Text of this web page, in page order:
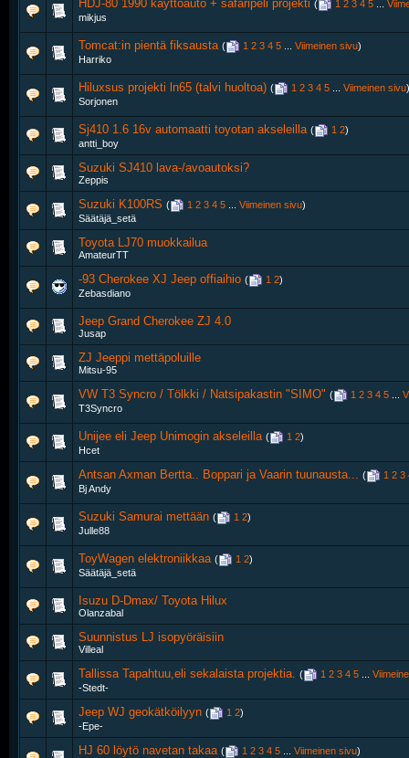
HDJ-80 1990 käyttöauto + safaripeli projekti ( 1 2 3 4 5
mikjus
Tomcat:in pientä fiksausta‎ ( 1 2 3 4 5 Viimeinen sivu)
Harriko
Hiluxsus projekti ln65 (talvi huoltoa) ( 1 2 3 4 5 Viimeinen sivu)
Sorjonen
Sj410 1.6 16v automaatti toyotan akseleilla‎ ( 1 2)
antti_boy
Suzuki SJ410 lava-/avoautoksi?
Zeppis
Suzuki K100RS ( 1 2 3 4 5 Viimeinen sivu)
Säätäjä_setä
Toyota LJ70 muokkailua
AmateurTT
-93 Cherokee XJ Jeep offiaihio ( 1 2)
Zebasdiano
Jeep Grand Cherokee ZJ 4.0
Jusap
ZJ Jeeppi mettäpoluille
Mitsu-95
VW T3 Syncro / Tölkki / Natsipakastin "SIMO" ( 1 2 3 4 5
T3Syncro
Unijee eli Jeep Unimogin akseleilla‎ ( 1 2)
Hcet
Antsan Axman Bertta.. Boppari ja Vaarin tuunausta... ( 1 2 3
Bj Andy
Suzuki Samurai mettään ( 1 2)
Julle88
ToyWagen elektroniikkaa‎ ( 1 2)
Säätäjä_setä
Isuzu D-Dmax/ Toyota Hilux
Olanzabal
Suunnistus LJ isopyöräisiin
Villeal
Tallissa Tapahtuu,eli sekalaista projektia. ( 1 2 3 4 5
-Stedt-
Jeep WJ geokätköilyyn ( 1 2)
-Epe-
HJ 60 löytö navetan takaa‎ ( 1 2 3 4 5 Viimeinen sivu)